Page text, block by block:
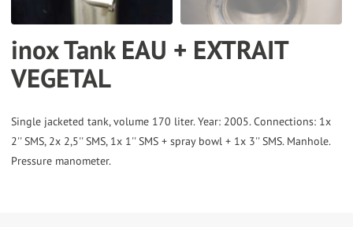
can
use
swipe
gestures.
inox Tank EAU + EXTRAIT
VEGETAL
Single jacketed tank, volume 170 liter. Year: 2005. Connections: 1x
2'' SMS, 2x 2,5'' SMS, 1x 1'' SMS + spray bowl + 1x 3'' SMS. Manhole.